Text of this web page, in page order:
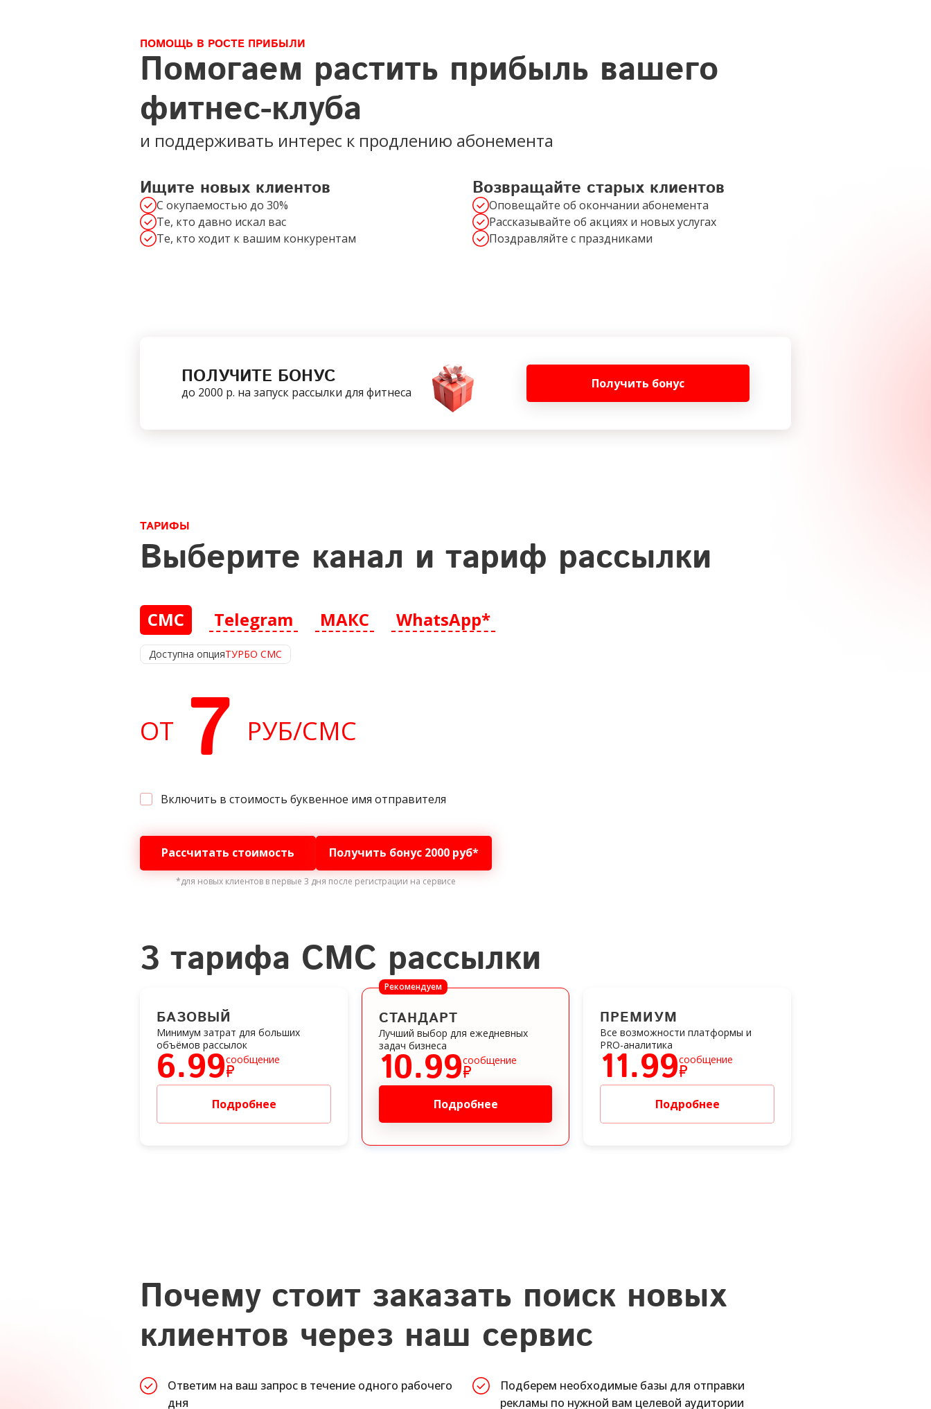
ПОМОЩЬ В РОСТЕ ПРИБЫЛИ
Помогаем растить прибыль вашего
фитнес-клуба
и поддерживать интерес к продлению абонемента
Ищите новых клиентов
С окупаемостью до 30%
Те, кто давно искал вас
Те, кто ходит к вашим конкурентам
Возвращайте старых клиентов
Оповещайте об окончании абонемента
Рассказывайте об акциях и новых услугах
Поздравляйте с праздниками
ПОЛУЧИТЕ БОНУС
до 2000 р. на запуск рассылки для фитнеса
Получить бонус
ТАРИФЫ
Выберите канал и тариф рассылки
СМС Telegram МАКС WhatsApp*
Доступна опцияТУРБО СМС
ОТ 7 РУБ/СМС
Включить в стоимость буквенное имя отправителя
Рассчитать стоимость Получить бонус 2000 руб*
*для новых клиентов в первые 3 дня после регистрации на сервисе
3 тарифа СМС рассылки
БАЗОВЫЙ
Минимум затрат для больших
объёмов рассылок
6.99сообщение
₽
Подробнее
Рекомендуем
СТАНДАРТ
Лучший выбор для ежедневных
задач бизнеса
10.99сообщение
₽
Подробнее
ПРЕМИУМ
Все возможности платформы и
PRO-аналитика
11.99сообщение
₽
Подробнее
Почему стоит заказать поиск новых
клиентов через наш сервис
Ответим на ваш запрос в течение одного рабочего
дня
Подберем необходимые базы для отправки
рекламы по нужной вам целевой аудитории